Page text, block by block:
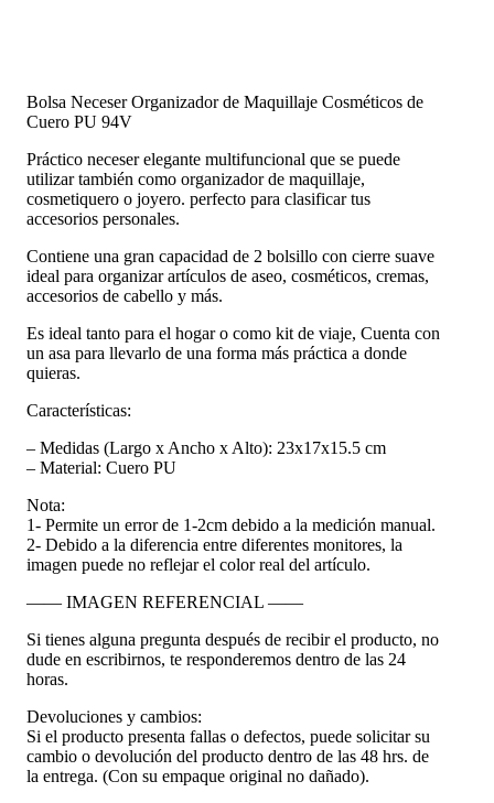
Bolsa Neceser Organizador de Maquillaje Cosméticos de
Cuero PU 94V
Práctico neceser elegante multifuncional que se puede
utilizar también como organizador de maquillaje,
cosmetiquero o joyero. perfecto para clasificar tus
accesorios personales.
Contiene una gran capacidad de 2 bolsillo con cierre suave
ideal para organizar artículos de aseo, cosméticos, cremas,
accesorios de cabello y más.
Es ideal tanto para el hogar o como kit de viaje, Cuenta con
un asa para llevarlo de una forma más práctica a donde
quieras.
Características:
– Medidas (Largo x Ancho x Alto): 23x17x15.5 cm
– Material: Cuero PU
Nota:
1- Permite un error de 1-2cm debido a la medición manual.
2- Debido a la diferencia entre diferentes monitores, la
imagen puede no reflejar el color real del artículo.
—— IMAGEN REFERENCIAL ——
Si tienes alguna pregunta después de recibir el producto, no
dude en escribirnos, te responderemos dentro de las 24
horas.
Devoluciones y cambios:
Si el producto presenta fallas o defectos, puede solicitar su
cambio o devolución del producto dentro de las 48 hrs. de
la entrega. (Con su empaque original no dañado).